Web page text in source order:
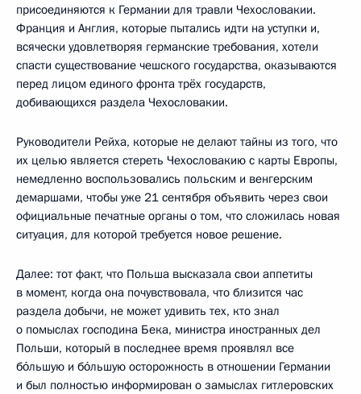
присоединяются к Германии для травли Чехословакии.
Франция и Англия, которые пытались идти на уступки и,
всячески удовлетворяя германские требования, хотели
спасти существование чешского государства, оказываются
перед лицом единого фронта трёх государств,
добивающихся раздела Чехословакии.
Руководители Рейха, которые не делают тайны из того, что
их целью является стереть Чехословакию с карты Европы,
немедленно воспользовались польским и венгерским
демаршами, чтобы уже 21 сентября объявить через свои
официальные печатные органы о том, что сложилась новая
ситуация, для которой требуется новое решение.
Далее: тот факт, что Польша высказала свои аппетиты
в момент, когда она почувствовала, что близится час
раздела добычи, не может удивить тех, кто знал
о помыслах господина Бека, министра иностранных дел
Польши, который в последнее время проявлял все
бо́льшую и бо́льшую осторожность в отношении Германии
и был полностью информирован о замыслах гитлеровских